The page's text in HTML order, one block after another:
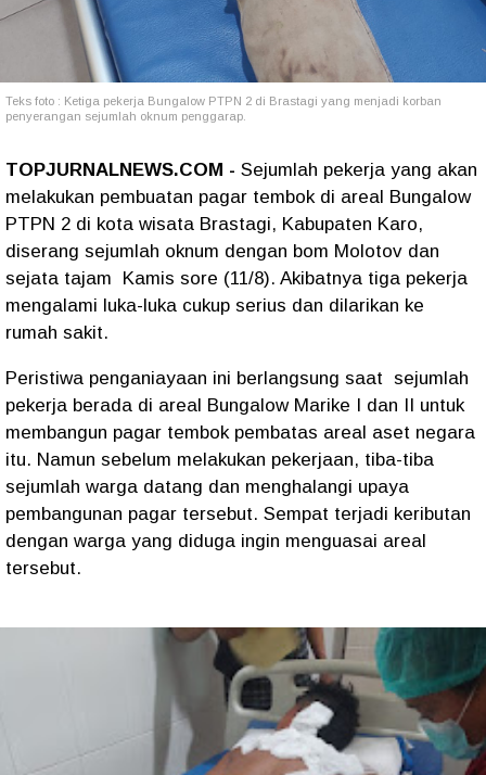
Teks foto : Ketiga pekerja Bungalow PTPN 2 di Brastagi yang menjadi korban
penyerangan sejumlah oknum penggarap.
TOPJURNALNEWS.COM - Sejumlah pekerja yang akan
melakukan pembuatan pagar tembok di areal Bungalow
PTPN 2 di kota wisata Brastagi, Kabupaten Karo,
diserang sejumlah oknum dengan bom Molotov dan
sejata tajam Kamis sore (11/8). Akibatnya tiga pekerja
mengalami luka-luka cukup serius dan dilarikan ke
rumah sakit.
Peristiwa penganiayaan ini berlangsung saat sejumlah
pekerja berada di areal Bungalow Marike I dan II untuk
membangun pagar tembok pembatas areal aset negara
itu. Namun sebelum melakukan pekerjaan, tiba-tiba
sejumlah warga datang dan menghalangi upaya
pembangunan pagar tersebut. Sempat terjadi keributan
dengan warga yang diduga ingin menguasai areal
tersebut.